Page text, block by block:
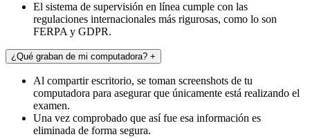
El sistema de supervisión en línea cumple con las
regulaciones internacionales más rigurosas, como lo son
FERPA y GDPR.
¿Qué graban de mi computadora? +
Al compartir escritorio, se toman screenshots de tu
computadora para asegurar que únicamente está realizando el
examen.
Una vez comprobado que así fue esa información es
eliminada de forma segura.